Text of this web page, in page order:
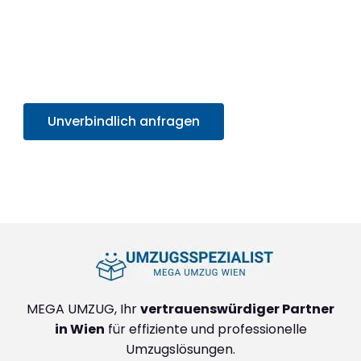
Unverbindlich anfragen
MEGA UMZUG, Ihrvertrauenswürdiger Partner
in Wien für effiziente und professionelle
Umzugslösungen.